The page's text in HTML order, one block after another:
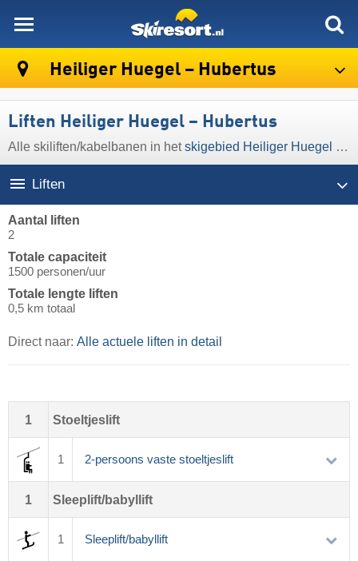
Heiliger Huegel – Hubertus
Liften Heiliger Huegel – Hubertus
Alle skiliften/kabelbanen in hetskigebied Heiliger Huegel – Hubertus
Liften
Aantal liften
2
Totale capaciteit
1500 personen/uur
Totale lengte liften
0,5 km totaal
Direct naar: Alle actuele liften in detail
1 Stoeltjeslift
1 2-persoons vaste stoeltjeslift
1 Sleeplift/babyllift
1 Sleeplift/babyllift